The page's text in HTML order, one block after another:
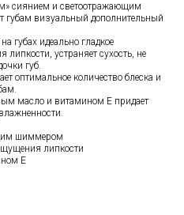
сиянием и светоотражающим
визуальный дополнительный
губах идеально гладкое
устраняет сухость, не
губ.
оптимальное количество блеска и
масло и витамином Е придает
шиммером
липкости
Е